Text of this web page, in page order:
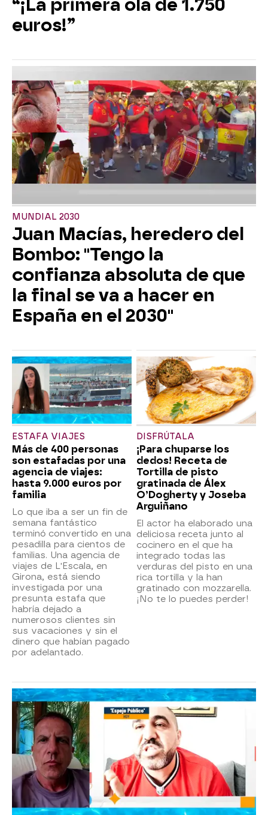
“¡La primera ola de 1.750
euros!”
MUNDIAL 2030
Juan Macías, heredero del
Bombo: "Tengo la
confianza absoluta de que
la final se va a hacer en
España en el 2030"
ESTAFA VIAJES
Más de 400 personas
son estafadas por una
agencia de viajes:
hasta 9.000 euros por
familia
Lo que iba a ser un fin de
semana fantástico
terminó convertido en una
pesadilla para cientos de
familias. Una agencia de
viajes de L'Escala, en
Girona, está siendo
investigada por una
presunta estafa que
habría dejado a
numerosos clientes sin
sus vacaciones y sin el
dinero que habían pagado
por adelantado.
DISFRÚTALA
¡Para chuparse los
dedos! Receta de
Tortilla de pisto
gratinada de Álex
O’Dogherty y Joseba
Arguiñano
El actor ha elaborado una
deliciosa receta junto al
cocinero en el que ha
integrado todas las
verduras del pisto en una
rica tortilla y la han
gratinado con mozzarella.
¡No te lo puedes perder!